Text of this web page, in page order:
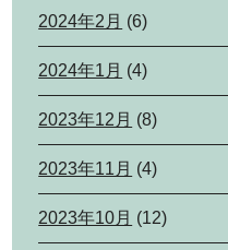
2024年2月 (6)
2024年1月 (4)
2023年12月 (8)
2023年11月 (4)
2023年10月 (12)